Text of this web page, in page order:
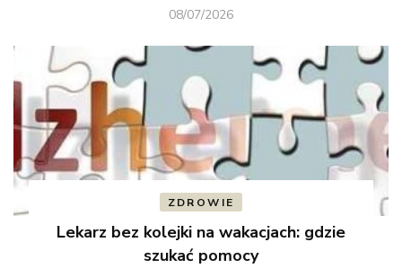
08/07/2026
ZDROWIE
Lekarz bez kolejki na wakacjach: gdzie
szukać pomocy